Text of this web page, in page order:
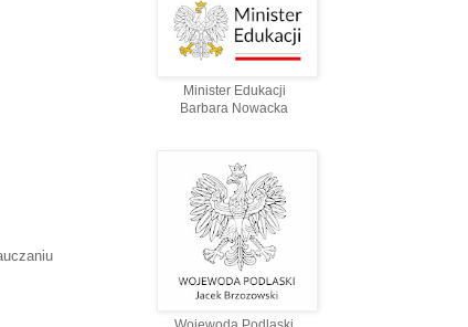
Minister Edukacji
Barbara Nowacka